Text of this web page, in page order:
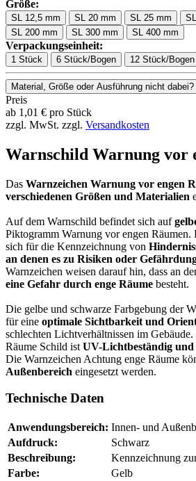
Größe:
SL 12,5 mm SL 20 mm SL 25 mm
SL 200 mm
SL 300 mm SL 400 mm
Verpackungseinheit:
1 Stück 6 Stück/Bogen 12 Stück/Bogen
Preis
ab 1,01 € pro Stück
zzgl. MwSt. zzgl. Versandkosten
Warnschild Warnung vor
Das Warnzeichen Warnung vor engen
verschiedenen Größen und Materialien
Auf dem Warnschild befindet sich auf
Piktogramm Warnung vor engen Räumen.
sich für die Kennzeichnung von
an denen es zu Risiken oder
Warnzeichen weisen darauf hin, dass an
eine Gefahr durch enge Räume besteht.
Die gelbe und schwarze Farbgebung der
für eine optimale Sichtbarkeit und
schlechten Lichtverhältnissen im
Räume Schild ist UV-Lichtbeständig
Die Warnzeichen Achtung enge Räume
Außenbereich eingesetzt werden.
Technische Daten
Anwendungsbereich: Innen- und
Aufdruck:
Schwarz
Beschreibung:
Kennzeichnung
Farbe:
Gelb